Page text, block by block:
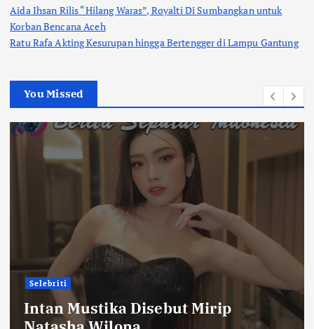
Aida Ihsan Rilis “Hilang Waras”, Royalti Di Sumbangkan untuk
Korban Bencana Aceh
Ratu Rafa Akting Kesurupan hingga Bertengger di Lampu Gantung
You Missed
Selebriti
Intan Mustika Disebut Mirip